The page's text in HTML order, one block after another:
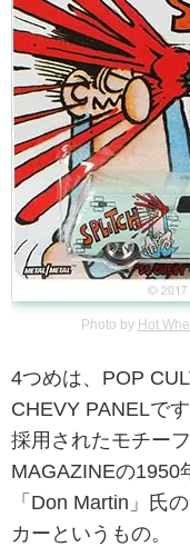
Photo by Hot
4つめは、POP
CHEVY PANELです
採用されたモチー
MAGAZINEの1950
「Don Martin」氏
カーというもの。